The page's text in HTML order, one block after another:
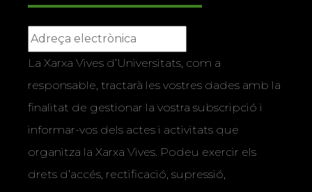
La Xarxa Vives d’Universitats, com a
responsable, tractarà les vostres dades amb la
finalitat de gestionar la vostra subscripció i
informar-vos dels actes i activitats que
organitza la Xarxa Vives. Podeu exercir els
drets d’accés, rectificació, supressió,